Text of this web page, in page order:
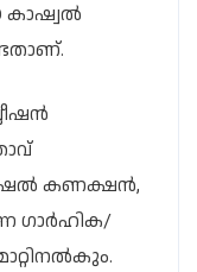
കാഷ്വൽ
കണക്ഷൻ,
​ഗാർഹിക/​